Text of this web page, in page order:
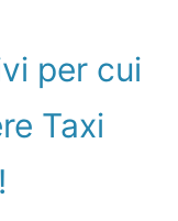
per cui
Taxi